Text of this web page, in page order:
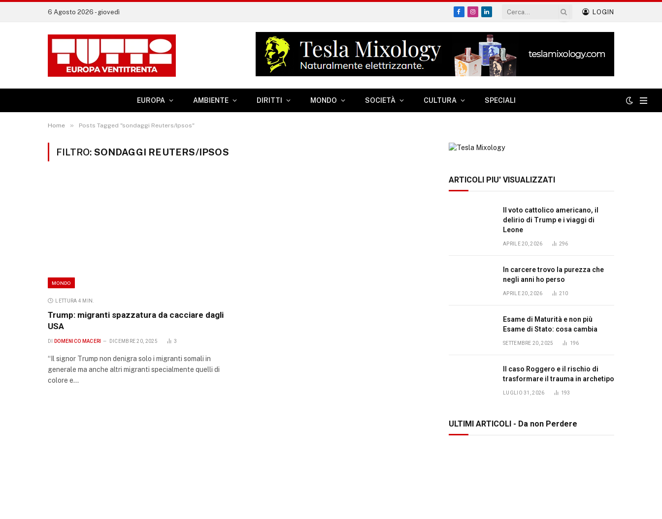
6 Agosto 2026 - giovedì
Facebook
Instagram
LinkedIn
LOGIN
EUROPA AMBIENTE DIRITTI MONDO SOCIETÀ CULTURA SPECIALI
Home » Posts Tagged "sondaggi Reuters/Ipsos"
FILTRO: SONDAGGI REUTERS/IPSOS
MONDO
LETTURA 4 MIN.
Trump: migranti spazzatura da cacciare dagli
USA
DI DOMENICO MACERI DICEMBRE 20, 2025 3
“Il signor Trump non denigra solo i migranti somali in
generale ma anche altri migranti specialmente quelli di
colore e…
ARTICOLI PIU' VISUALIZZATI
Il voto cattolico americano, il
delirio di Trump e i viaggi di
Leone
APRILE 20, 2026 296
In carcere trovo la purezza che
negli anni ho perso
APRILE 20, 2026 210
Esame di Maturità e non più
Esame di Stato: cosa cambia
SETTEMBRE 20, 2025 196
Il caso Roggero e il rischio di
trasformare il trauma in archetipo
LUGLIO 31, 2026 193
ULTIMI ARTICOLI - Da non Perdere